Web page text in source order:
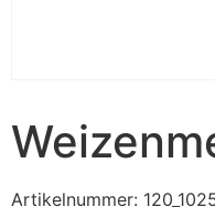
Artikelnummer: